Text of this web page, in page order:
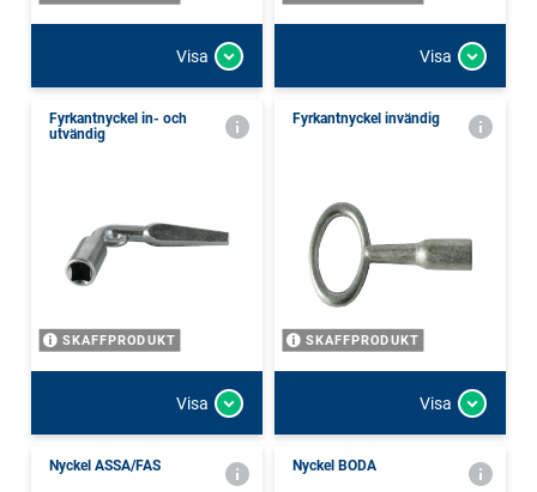
Visa Visa
Fyrkantnyckel in- och
utvändig
SKAFFPRODUKT
Visa
Fyrkantnyckel invändig
SKAFFPRODUKT
Visa
Nyckel ASSA/FAS Nyckel BODA